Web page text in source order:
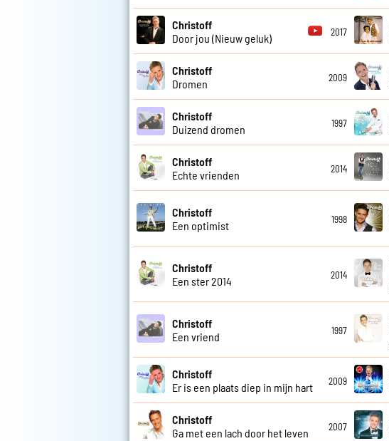
Christoff
Door jou (Nieuw geluk)
2017
Christoff
Dromen
2009
Christoff
Duizend dromen
1997
Christoff
Echte vrienden
2014
Christoff
Een optimist
1998
Christoff
Een ster 2014
2014
Christoff
Een vriend
1997
Christoff
Er is een plaats diep in mijn hart
2009
Christoff
Ga met een lach door het leven
2007